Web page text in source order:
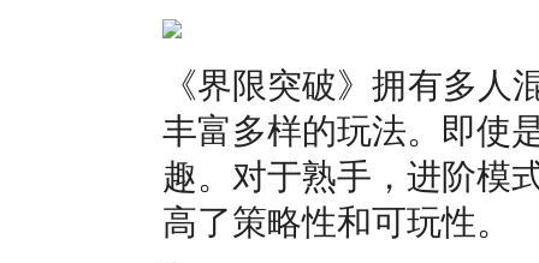
《界限突破》拥有多
丰富多样的玩法。即使
趣。对于熟手，进阶模
高了策略性和可玩性。